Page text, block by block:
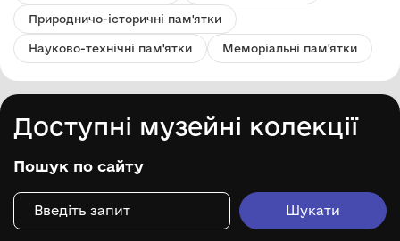
Природничо-історичні пам'ятки
Науково-технічні пам'ятки Меморіальні пам'ятки
Доступні музейні колекції
Пошук по сайту